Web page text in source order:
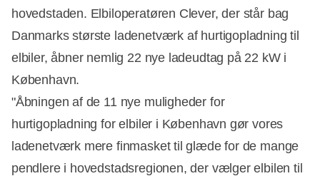
hovedstaden. Elbiloperatøren Clever, der står bag
Danmarks største ladenetværk af hurtigopladning til
elbiler, åbner nemlig 22 nye ladeudtag på 22 kW i
København.
"Åbningen af de 11 nye muligheder for
hurtigopladning for elbiler i København gør vores
ladenetværk mere finmasket til glæde for de mange
pendlere i hovedstadsregionen, der vælger elbilen til